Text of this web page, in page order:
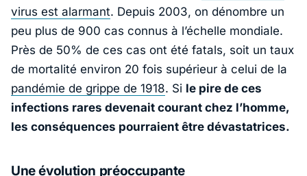
virus est alarmant. Depuis 2003, on dénombre un
peu plus de 900 cas connus à l’échelle mondiale.
Près de 50% de ces cas ont été fatals, soit un taux
de mortalité environ 20 fois supérieur à celui de la
pandémie de grippe de 1918. Si le pire de ces
infections rares devenait courant chez l’homme,
les conséquences pourraient être dévastatrices.
Une évolution préoccupante